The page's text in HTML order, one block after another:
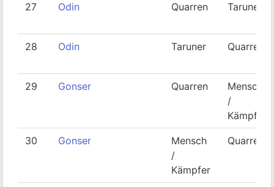
27 Odin Quarren Taruner
28 Odin Taruner Quarren
29 Gonser Quarren
Mensch
/
Kämpfer
30 Gonser
Mensch
/
Kämpfer
Quarren